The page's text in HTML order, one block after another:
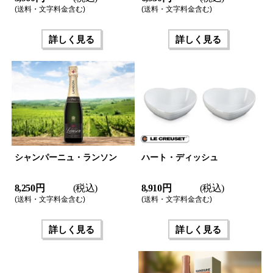
(送料・文字料金含む)
詳しく見る
(送料・文字料金含む)
詳しく見る
シャンパーニュ・ランソン
8,250 円 (税込)
(送料・文字料金含む)
詳しく見る
ハート・ディッシュ
8,910 円 (税込)
(送料・文字料金含む)
詳しく見る